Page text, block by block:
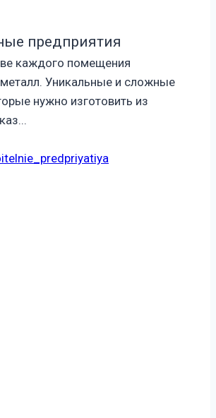
предприятия
каждого помещения
металл. Уникальные и сложные
нужно изготовить из